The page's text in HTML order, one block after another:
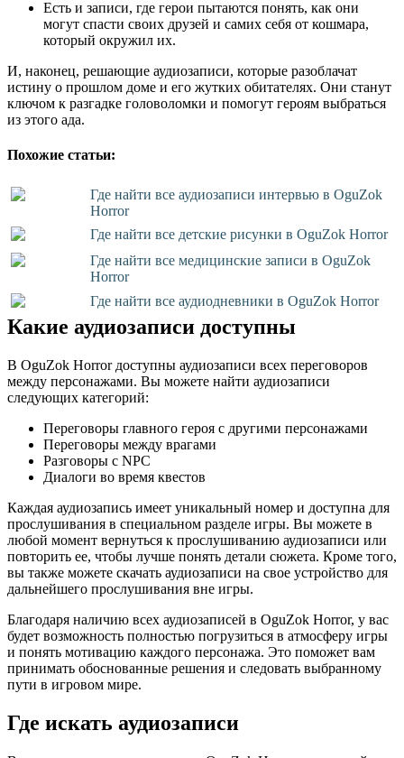
Есть и записи, где герои пытаются понять, как они
могут спасти своих друзей и самих себя от кошмара,
который окружил их.
И, наконец, решающие аудиозаписи, которые разоблачат
истину о прошлом доме и его жутких обитателях. Они станут
ключом к разгадке головоломки и помогут героям выбраться
из этого ада.
Похожие статьи:
Где найти все аудиозаписи интервью в OguZok
Horror
Где найти все детские рисунки в OguZok Horror
Где найти все медицинские записи в OguZok
Horror
Где найти все аудиодневники в OguZok Horror
Какие аудиозаписи доступны
В OguZok Horror доступны аудиозаписи всех переговоров
между персонажами. Вы можете найти аудиозаписи
следующих категорий:
Переговоры главного героя с другими персонажами
Переговоры между врагами
Разговоры с NPC
Диалоги во время квестов
Каждая аудиозапись имеет уникальный номер и доступна для
прослушивания в специальном разделе игры. Вы можете в
любой момент вернуться к прослушиванию аудиозаписи или
повторить ее, чтобы лучше понять детали сюжета. Кроме того,
вы также можете скачать аудиозаписи на свое устройство для
дальнейшего прослушивания вне игры.
Благодаря наличию всех аудиозаписей в OguZok Horror, у вас
будет возможность полностью погрузиться в атмосферу игры
и понять мотивацию каждого персонажа. Это поможет вам
принимать обоснованные решения и следовать выбранному
пути в игровом мире.
Где искать аудиозаписи